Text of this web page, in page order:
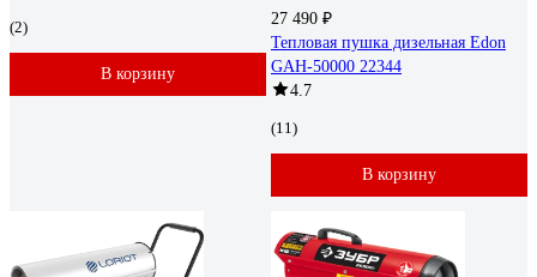
(2)
В корзину
27 490 ₽
Тепловая пушка дизельная Edon
GAH-50000 22344
4.7
(11)
В корзину